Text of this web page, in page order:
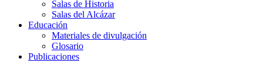
Salas de Historia
Salas del Alcázar
Educación
Materiales de divulgación
Glosario
Publicaciones